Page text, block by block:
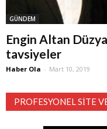
GÜNDEM
Engin Altan
tavsiyeler
Haber Ola - Mart 10, 2019
PROFESYONEL SITE